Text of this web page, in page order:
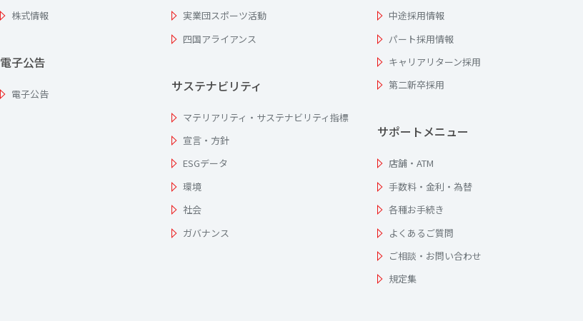
株式情報
電子公告
電子公告
実業団スポーツ活動
四国アライアンス
サステナビリティ
マテリアリティ・サステナビリティ指標
宣言・方針
ESGデータ
環境
社会
ガバナンス
中途採用情報
パート採用情報
キャリアリターン採用
第二新卒採用
サポートメニュー
店舗・ATM
手数料・金利・為替
各種お手続き
よくあるご質問
ご相談・お問い合わせ
規定集